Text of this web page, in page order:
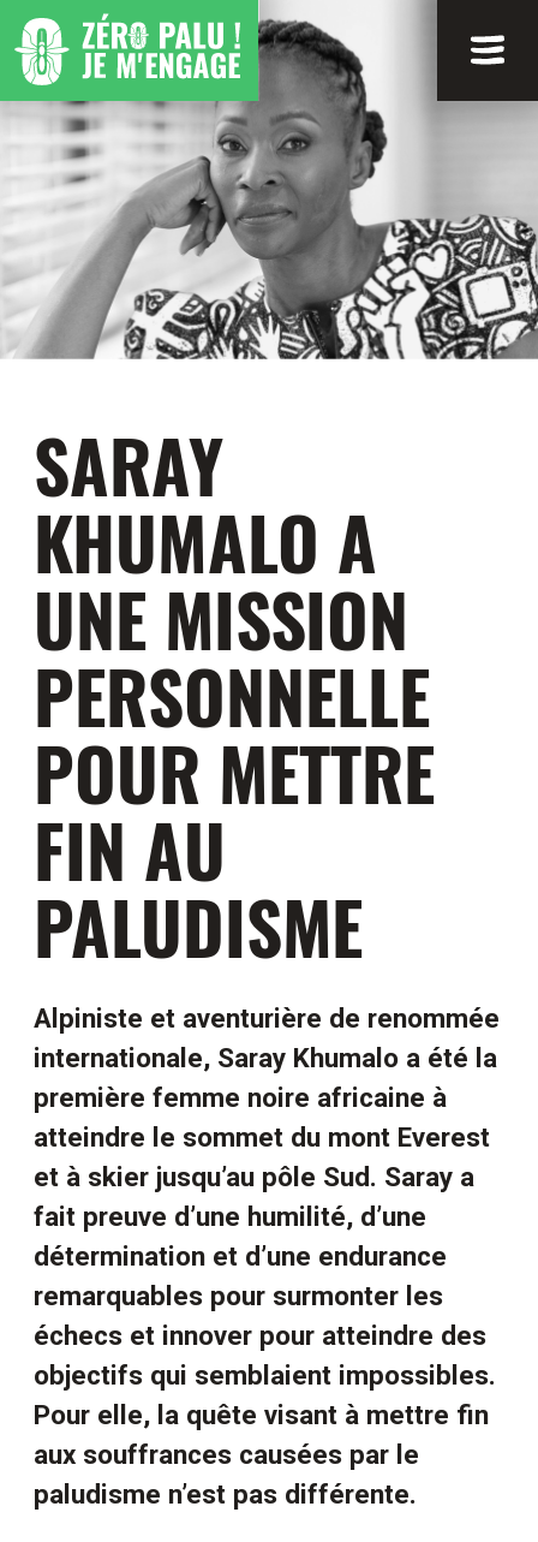
SARAY
KHUMALO A
UNE MISSION
PERSONNELLE
POUR METTRE
FIN AU
PALUDISME
Alpiniste et aventurière de renommée
internationale, Saray Khumalo a été la
première femme noire africaine à
atteindre le sommet du mont Everest
et à skier jusqu’au pôle Sud. Saray a
fait preuve d’une humilité, d’une
détermination et d’une endurance
remarquables pour surmonter les
échecs et innover pour atteindre des
objectifs qui semblaient impossibles.
Pour elle, la quête visant à mettre fin
aux souffrances causées par le
paludisme n’est pas différente.